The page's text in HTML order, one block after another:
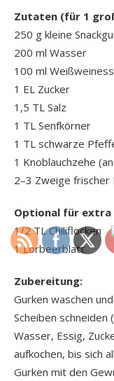
Zutaten (für 1
250 g kleine
200 ml Wasser
100 ml
1 EL Zucker
1,5 TL Salz
1 TL Senfkörner
1 TL schwarze
1 Knoblauchzehe
2–3 Zweige frischer
Optional für extra
1/2 TL Chiliflocken
1 Lorbeerblatt
Zubereitung:
Gurken waschen
Scheiben schneiden
Wasser, Essig,
aufkochen, bis sich
Gurken mit den